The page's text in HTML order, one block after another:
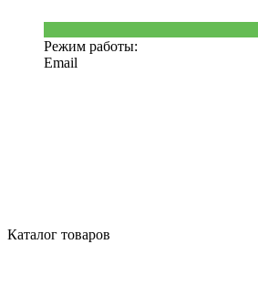
Режим работы:
Email
Каталог товаров